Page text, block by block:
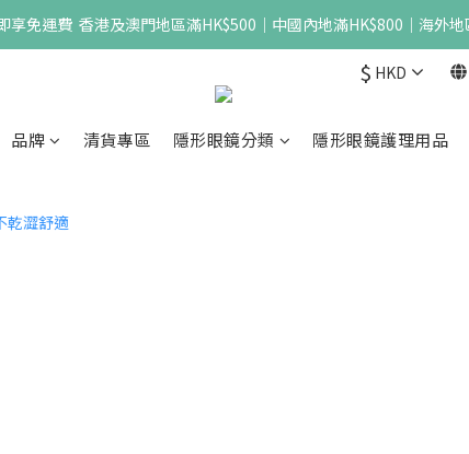
享免運費  香港及澳門地區滿HK$500｜中國內地滿HK$800｜海外
$ HKD
品牌 清貨專區 隱形眼鏡分類 隱形眼鏡護理用品